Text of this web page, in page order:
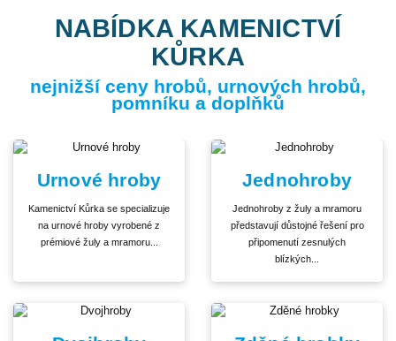
NABÍDKA KAMENICTVÍ
KŮRKA
nejnižší ceny hrobů, urnových hrobů,
pomníku a doplňků
Urnové hroby
Kamenictví Kůrka se specializuje
na urnové hroby vyrobené z
prémiové žuly a mramoru...
Jednohroby
Jednohroby z žuly a mramoru
představují důstojné řešení pro
připomenutí zesnulých
blízkých...